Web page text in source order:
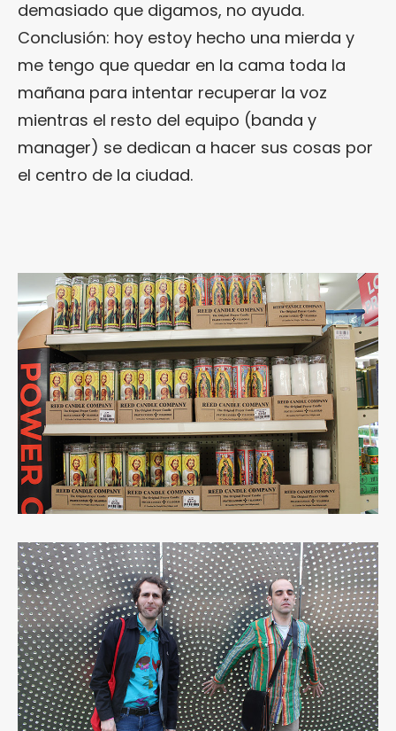
demasiado que digamos, no ayuda.
Conclusión: hoy estoy hecho una mierda y
me tengo que quedar en la cama toda la
mañana para intentar recuperar la voz
mientras el resto del equipo (banda y
manager) se dedican a hacer sus cosas por
el centro de la ciudad.